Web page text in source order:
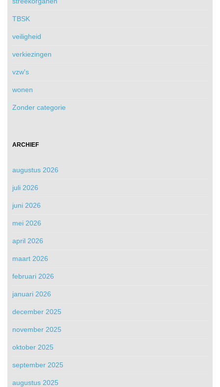
TBSK
veiligheid
verkiezingen
vzw's
wonen
Zonder categorie
ARCHIEF
augustus 2026
juli 2026
juni 2026
mei 2026
april 2026
maart 2026
februari 2026
januari 2026
december 2025
november 2025
oktober 2025
september 2025
augustus 2025